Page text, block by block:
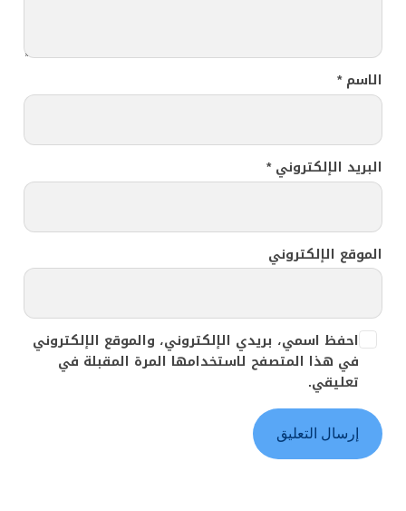
الاسم*
البريد الإلكتروني*
الموقع الإلكتروني
احفظ اسمي، بريدي الإلكتروني، والموقع الإلكتروني
في هذا المتصفح لاستخدامها المرة المقبلة في
تعليقي.